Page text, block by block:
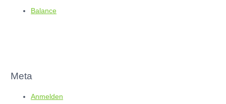
Balance
Meta
Anmelden